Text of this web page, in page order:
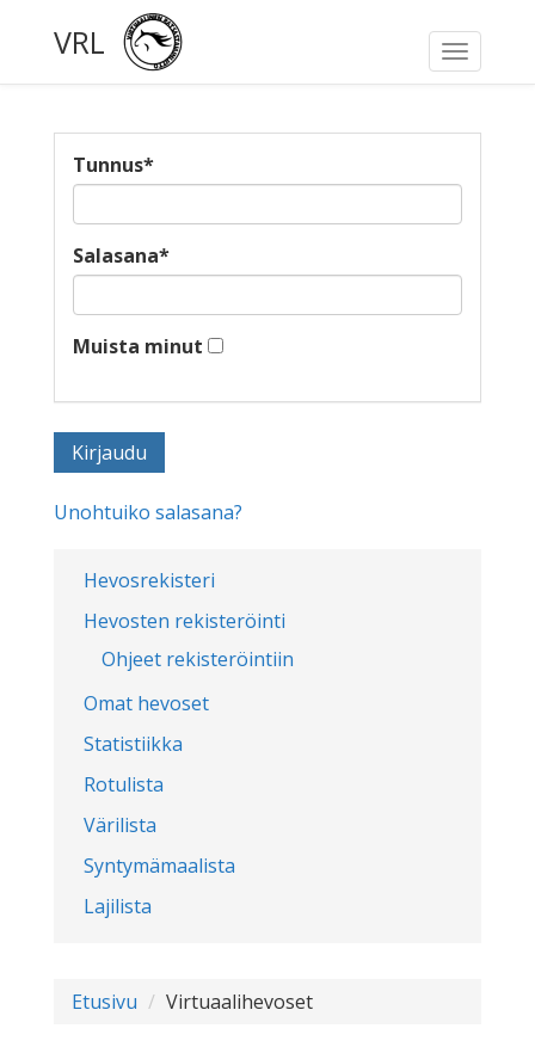
Toggle
VRL
Hevosrekisteri
Hevosten rekisteröinti
Ohjeet rekisteröintiin
Omat hevoset
Statistiikka
Rotulista
Värilista
Syntymämaalista
Lajilista
Tunnus*
Salasana*
Muista minut
Unohtuiko salasana?
Etusivu Virtuaalihevoset